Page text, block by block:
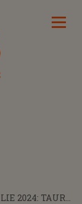
2024: TAURII